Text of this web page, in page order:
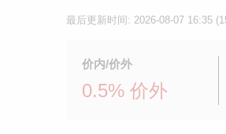
最后更新时间: 2026-08-07 16:35
价内/价外
0.5% 价外